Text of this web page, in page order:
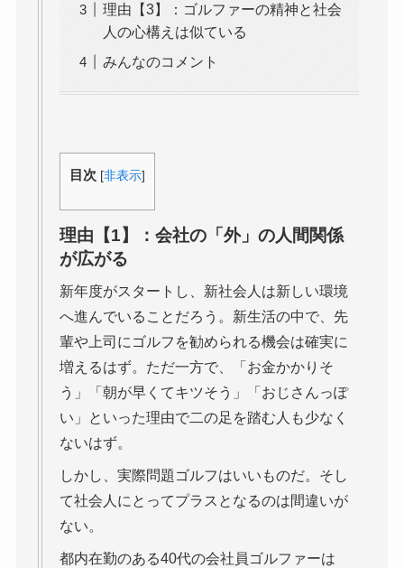
理由【3】：ゴルファーの精神と社会
人の心構えは似ている
みんなのコメント
目次 [非表示]
理由【1】：会社の「外」の人間関係
が広がる
新年度がスタートし、新社会人は新しい環境
へ進んでいることだろう。新生活の中で、先
輩や上司にゴルフを勧められる機会は確実に
増えるはず。ただ一方で、「お金かかりそ
う」「朝が早くてキツそう」「おじさんっぽ
い」といった理由で二の足を踏む人も少なく
ないはず。
しかし、実際問題ゴルフはいいものだ。そし
て社会人にとってプラスとなるのは間違いが
ない。
都内在勤のある40代の会社員ゴルファーは